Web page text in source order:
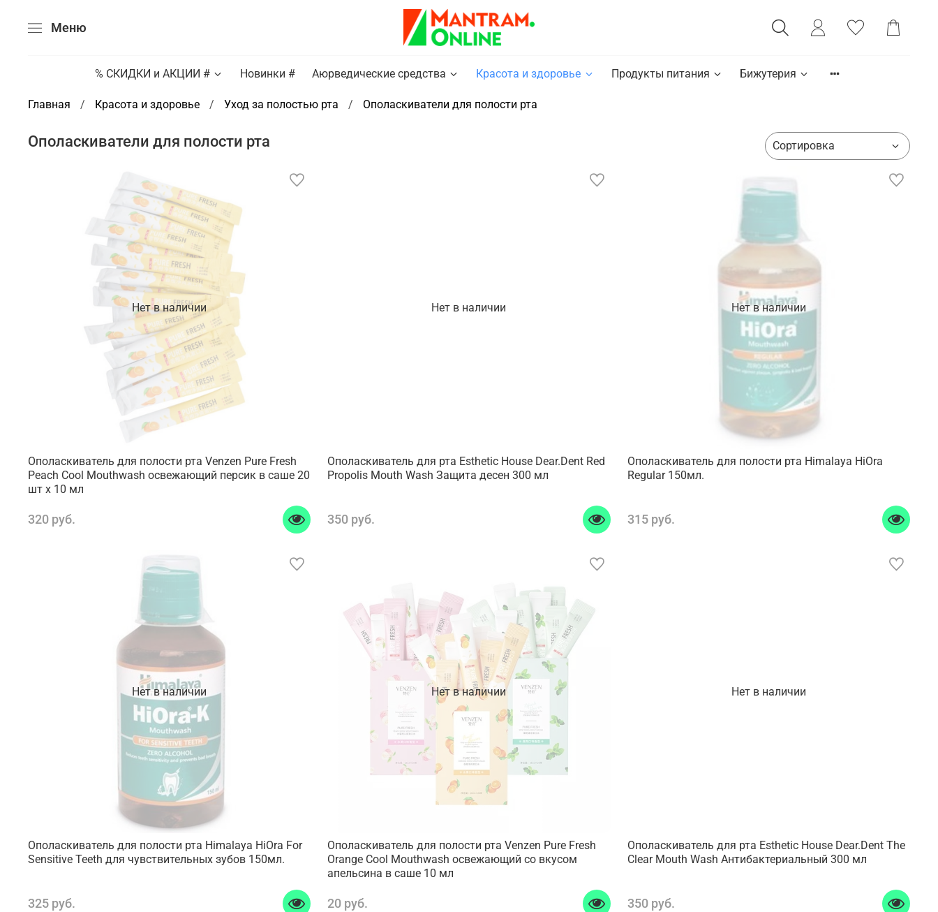
Меню
% СКИДКИ и АКЦИИ # Новинки # Аюрведические средства Красота и здоровье Продукты питания Бижутерия
Главная Красота и здоровье Уход за полостью рта Ополаскиватели для полости рта
Ополаскиватели для полости рта
Нет в наличии
Ополаскиватель для полости рта Venzen Pure Fresh
Peach Cool Mouthwash освежающий персик в саше 20
шт x 10 мл
320 руб.
Нет в наличии
Ополаскиватель для рта Esthetic House Dear.Dent Red
Propolis Mouth Wash Защита десен 300 мл
350 руб.
Нет в наличии
Ополаскиватель для полости рта Himalaya HiOra
Regular 150мл.
315 руб.
Нет в наличии
Ополаскиватель для полости рта Himalaya HiOra For
Sensitive Teeth для чувствительных зубов 150мл.
325 руб.
Нет в наличии
Ополаскиватель для полости рта Venzen Pure Fresh
Orange Cool Mouthwash освежающий со вкусом
апельсина в саше 10 мл
20 руб.
Нет в наличии
Ополаскиватель для рта Esthetic House Dear.Dent The
Clear Mouth Wash Антибактериальный 300 мл
350 руб.